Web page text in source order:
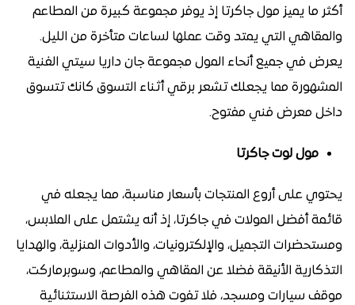
أكثر ما يميز مول جاكرتا إذ يوفر مجموعة كبيرة من المطاعم
والمقاهي التي يمتد وقت عملها لساعات متأخرة من الليل.
يعرض في جميع أنحاء المول مجموعة جان داريا سيتي الفنية
المشهورة مما يجعلك تشعر برقي أثناء التسوق كانك تتسوق
داخل معرض فني مفتوح.
مول لوت جاكرتا
يحتوي على أروع المنتجات بأسعار مناسبة، مما يجعله في
قائمة أفضل المولات في جاكرتا، إذ أنه يشتمل على الملابس،
ومستحضرات التجميل، والإلكترونيات، والأدوات المنزلية، والهدايا
التذكارية الأنيقة فضلا عن المقاهي والمطاعم، وسوبرماركت،
موقف سيارات ومسجد، فلا تفوت هذه الفرصة الاستثنائية